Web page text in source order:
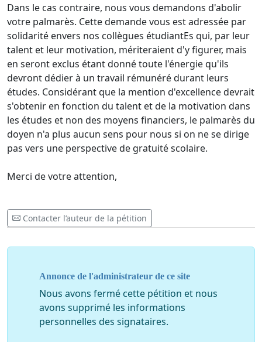
Dans le cas contraire, nous vous demandons d'abolir
votre palmarès. Cette demande vous est adressée par
solidarité envers nos collègues étudiantEs qui, par leur
talent et leur motivation, mériteraient d'y figurer, mais
en seront exclus étant donné toute l'énergie qu'ils
devront dédier à un travail rémunéré durant leurs
études. Considérant que la mention d'excellence devrait
s'obtenir en fonction du talent et de la motivation dans
les études et non des moyens financiers, le palmarès du
doyen n'a plus aucun sens pour nous si on ne se dirige
pas vers une perspective de gratuité scolaire.
Merci de votre attention,
Contacter l’auteur de la pétition
Annonce de l'administrateur de ce site
Nous avons fermé cette pétition et nous
avons supprimé les informations
personnelles des signataires.